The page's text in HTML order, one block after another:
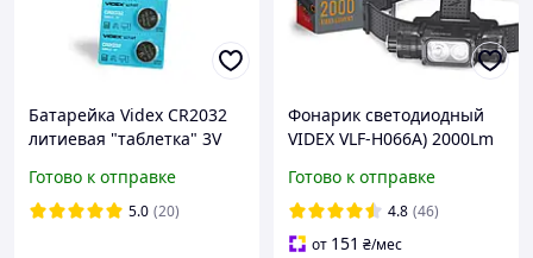
Батарейка Videx CR2032
литиевая "таблетка" 3V
шт блистер FT
Готово к отправке
5.0 (20)
Фонарик светодиодный
VIDEX VLF-H066A) 2000Lm
аккумулятором
Готово к отправке
4.8 (46)
от 151 ₴/мес